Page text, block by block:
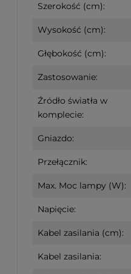
Szerokość (cm):
Wysokość (cm):
Głębokość (cm):
Zastosowanie:
Źródło światła w
komplecie:
Gniazdo:
Przełącznik:
Max. Moc lampy (W):
Napięcie:
Kabel zasilania (cm):
Kabel zasilania: